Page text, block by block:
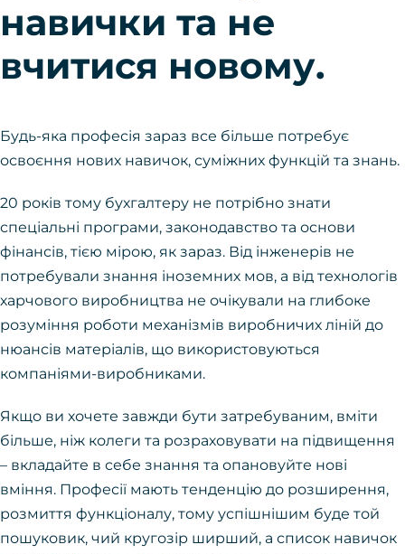
навички та не
вчитися новому.
Будь-яка професія зараз все більше потребує
освоєння нових навичок, суміжних функцій та знань.
20 років тому бухгалтеру не потрібно знати
спеціальні програми, законодавство та основи
фінансів, тією мірою, як зараз. Від інженерів не
потребували знання іноземних мов, а від технологів
харчового виробництва не очікували на глибоке
розуміння роботи механізмів виробничих ліній до
нюансів матеріалів, що використовуються
компаніями-виробниками.
Якщо ви хочете завжди бути затребуваним, вміти
більше, ніж колеги та розраховувати на підвищення
– вкладайте в себе знання та опановуйте нові
вміння. Професії мають тенденцію до розширення,
розмиття функціоналу, тому успішнішим буде той
пошуковик, чий кругозір ширший, а список навичок